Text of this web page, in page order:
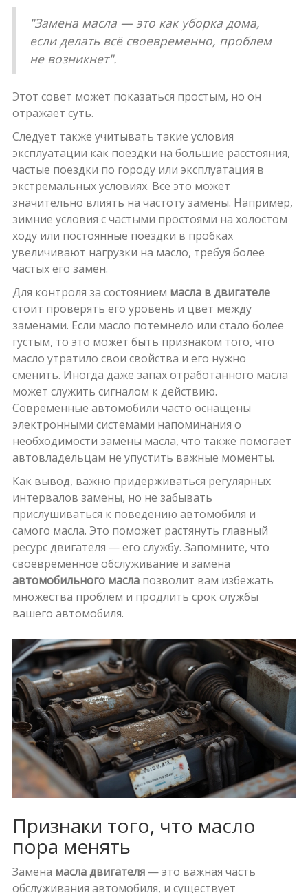
"Замена масла — это как уборка дома,
если делать всё своевременно, проблем
не возникнет".
Этот совет может показаться простым, но он
отражает суть.
Следует также учитывать такие условия
эксплуатации как поездки на большие расстояния,
частые поездки по городу или эксплуатация в
экстремальных условиях. Все это может
значительно влиять на частоту замены. Например,
зимние условия с частыми простоями на холостом
ходу или постоянные поездки в пробках
увеличивают нагрузки на масло, требуя более
частых его замен.
Для контроля за состоянием масла в двигателе
стоит проверять его уровень и цвет между
заменами. Если масло потемнело или стало более
густым, то это может быть признаком того, что
масло утратило свои свойства и его нужно
сменить. Иногда даже запах отработанного масла
может служить сигналом к действию.
Современные автомобили часто оснащены
электронными системами напоминания о
необходимости замены масла, что также помогает
автовладельцам не упустить важные моменты.
Как вывод, важно придерживаться регулярных
интервалов замены, но не забывать
прислушиваться к поведению автомобиля и
самого масла. Это поможет растянуть главный
ресурс двигателя — его службу. Запомните, что
своевременное обслуживание и замена
автомобильного маслапозволит вам избежать
множества проблем и продлить срок службы
вашего автомобиля.
Признаки того, что масло
пора менять
Замена масла двигателя— это важная часть
обслуживания автомобиля, и существует